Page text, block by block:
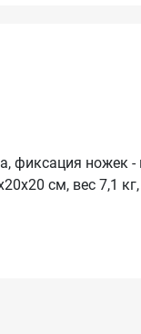
фиксация ножек
см, вес 7,1